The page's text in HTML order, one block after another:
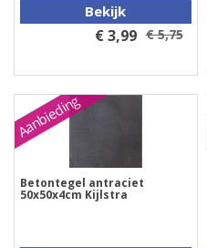
Bekijk
€ 3,99 € 5,75
Aanbieding
Betontegel antraciet
50x50x4cm Kijlstra